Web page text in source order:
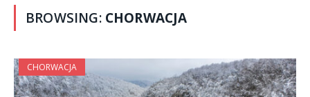
BROWSING: CHORWACJA
CHORWACJA